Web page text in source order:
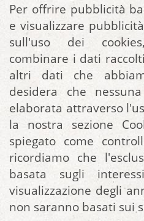
Per offrire pubblicità
e visualizzare
sull'uso dei
combinare i dati
altri dati che
desidera che
elaborata attraverso
la nostra sezione
spiegato come
ricordiamo che
basata sugli
visualizzazione degli
non saranno basati sui